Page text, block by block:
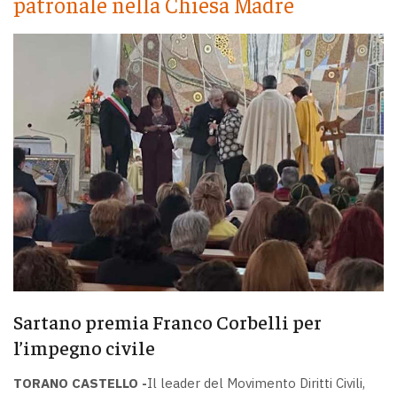
Sartano premia Franco Corbelli per
l’impegno civile
TORANO CASTELLO -Il leader del Movimento Diritti Civili,